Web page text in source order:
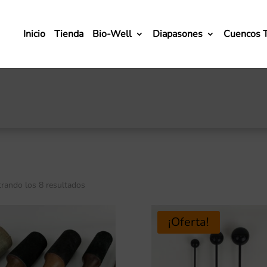
Inicio Tienda Bio-Well Diapasones Cuencos
los 8 resultados
¡Oferta!